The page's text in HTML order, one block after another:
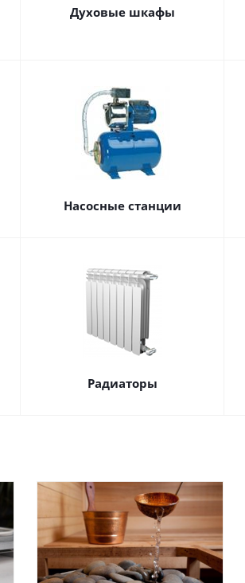
Духовые шкафы
Насосные станции
Радиаторы